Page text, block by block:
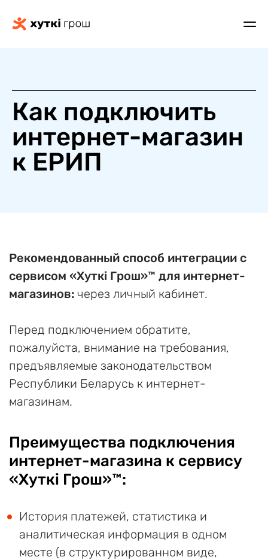
Как подключить
интернет-магазин
к ЕРИП
Рекомендованный способ интеграции с
сервисом «Хуткi Грош»™ для интернет-
магазинов: через личный кабинет.
Перед подключением обратите,
пожалуйста, внимание на требования,
предъявляемые законодательством
Республики Беларусь к интернет-
магазинам.
Преимущества подключения
интернет-магазина к сервису
«Хуткi Грош»™:
История платежей, статистика и
аналитическая информация в одном
месте (в структурированном виде,